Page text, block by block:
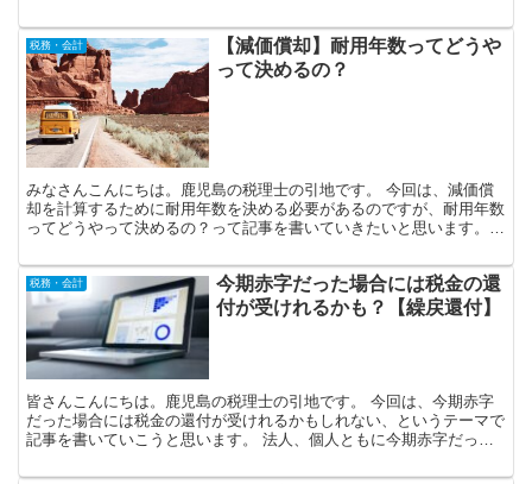
税務・会計
【減価償却】耐用年数ってどうや
って決めるの？
みなさんこんにちは。鹿児島の税理士の引地です。 今回は、減価償
却を計算するために耐用年数を決める必要があるのですが、耐用年数
ってどうやって決めるの？って記事を書いていきたいと思います。参
税務・会計
今期赤字だった場合には税金の還
付が受けれるかも？【繰戻還付】
皆さんこんにちは。鹿児島の税理士の引地です。 今回は、今期赤字
だった場合には税金の還付が受けれるかもしれない、というテーマで
記事を書いていこうと思います。 法人、個人ともに今期赤字だった